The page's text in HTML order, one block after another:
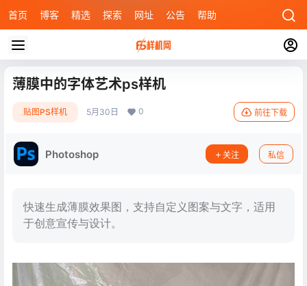
首页 博客 精选 探索 网址 公告 帮助
薄膜中的字体艺术ps样机
贴图PS样机 5月30日 0 前往下载
Photoshop 关注 私信
快速生成薄膜效果图，支持自定义图案与文字，适用
于创意宣传与设计。